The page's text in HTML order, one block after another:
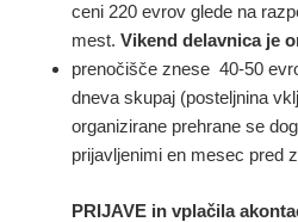
ceni 220 evrov glede na
mest. Vikend delavnica je
prenočišče znese 40-50
dneva skupaj (posteljnina
organizirane prehrane se
prijavljenimi en mesec pred
PRIJAVE in vplačila